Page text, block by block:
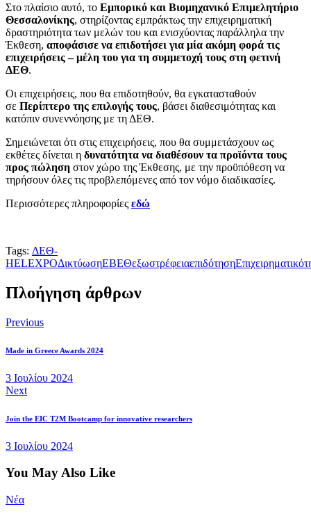
Στο πλαίσιο αυτό, το Εμπορικό και Βιομηχανικό Επιμελητήριο
Θεσσαλονίκης, στηρίζοντας εμπράκτως την επιχειρηματική
δραστηριότητα των μελών του και ενισχύοντας παράλληλα την
Έκθεση, αποφάσισε να επιδοτήσει για μία ακόμη φορά τις
επιχειρήσεις – μέλη του για τη συμμετοχή τους στη φετινή
ΔΕΘ.
Οι επιχειρήσεις, που θα επιδοτηθούν, θα εγκατασταθούν
σε Περίπτερο της επιλογής τους, βάσει διαθεσιμότητας και
κατόπιν συνεννόησης με τη ΔΕΘ.
Σημειώνεται ότι στις επιχειρήσεις, που θα συμμετάσχουν ως
εκθέτες δίνεται η δυνατότητα να διαθέσουν τα προϊόντα τους
προς πώληση στον χώρο της Έκθεσης, με την προϋπόθεση να
τηρήσουν όλες τις προβλεπόμενες από τον νόμο διαδικασίες.
Περισσότερες πληροφορίες εδώ
Tags: ΔΕΘ-
HELEXPOΔικτύωσηΕΒΕΘεξωστρέφειαεπιδότηση
Πλοήγηση άρθρων
Previous
Made in Greece Awards 2024
3 Ιουλίου 2024
Next
Join the EIC T2M Bootcamp for innovative researchers
3 Ιουλίου 2024
You May Also Like
Νέα